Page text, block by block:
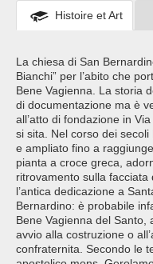
Histoire et Art
La chiesa di San
Bianchi” per l’abito che
Bene Vagienna. La storia
di documentazione ma è
all’atto di fondazione in
si sita. Nel corso dei
e ampliato fino a
pianta a croce greca,
ritrovamento sulla facciata
l’antica dedicazione a
Bernardino: è probabile
Bene Vagienna del Santo,
avvio alla costruzione o
confraternita. Secondo le